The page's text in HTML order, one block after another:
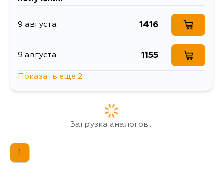
9 августа 1416
9 августа 1155
Показать еще 2
Загрузка аналогов...
1